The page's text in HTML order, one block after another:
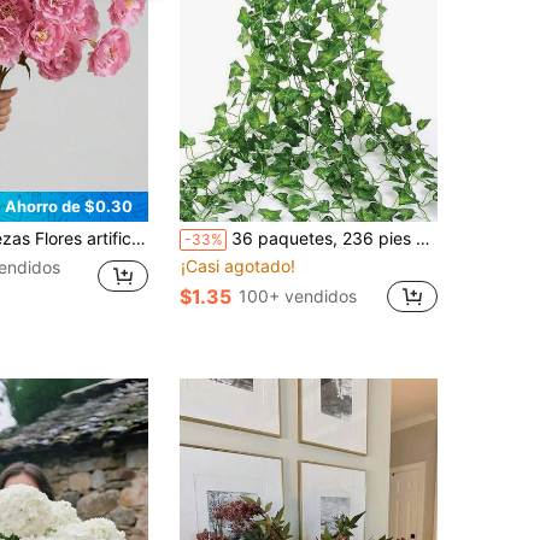
Ahorro de $0.30
para boda, fiesta, decoración de ceremonia, arreglo floral DIY, decoración de sala de estar, dormitorio, comedor, cocina, fiesta y decoración de vacaciones -33% 36 paquetes, 236 pies de enredaderas de hiedra artificial, 78.72 pulgadas por paquete, enredaderas de hiedra falsa para decoración de bodas, dormitorio, decoración de fiestas DIY, guirnalda de hiedra realista con hojas falsas, decoración de pared interior/exterior con enredaderas colgantes
¡Casi agotado!
$1.35 100+ vendidos